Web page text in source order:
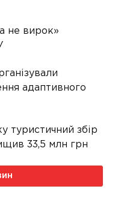
не вирок»
адаптивного
туристичний збір
33,5 млн грн